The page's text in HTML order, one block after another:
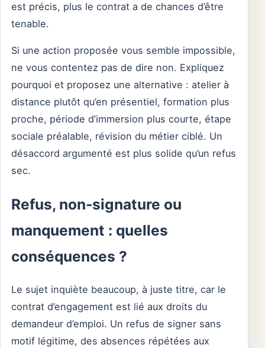
est précis, plus le contrat a de chances d’être
tenable.
Si une action proposée vous semble impossible,
ne vous contentez pas de dire non. Expliquez
pourquoi et proposez une alternative : atelier à
distance plutôt qu’en présentiel, formation plus
proche, période d’immersion plus courte, étape
sociale préalable, révision du métier ciblé. Un
désaccord argumenté est plus solide qu’un refus
sec.
Refus, non-signature ou
manquement : quelles
conséquences ?
Le sujet inquiète beaucoup, à juste titre, car le
contrat d’engagement est lié aux droits du
demandeur d’emploi. Un refus de signer sans
motif légitime, des absences répétées aux